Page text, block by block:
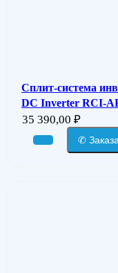
Сплит-система
DC Inverter RCI-
35 390,00 ₽
✆